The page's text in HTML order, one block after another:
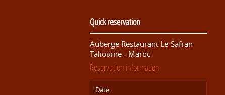
Quick reservation
Auberge Restaurant Le Safran
Taliouine - Maroc
Reservation information